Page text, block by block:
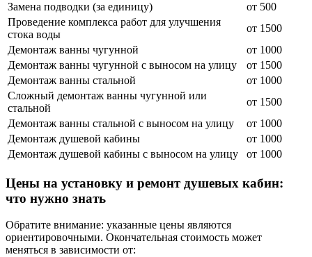
Замена подводки (за единицу)
от 500
Проведение комплекса работ для улучшения
стока воды
от 1500
Демонтаж ванны чугунной
от 1000
Демонтаж ванны чугунной с выносом на улицу
от 1500
Демонтаж ванны стальной
от 1000
Сложный демонтаж ванны чугунной или
стальной
от 1500
Демонтаж ванны стальной с выносом на улицу
от 1000
Демонтаж душевой кабины
от 1000
Демонтаж душевой кабины с выносом на улицу
от 1000
Цены на установку и ремонт душевых кабин:
что нужно знать
Обратите внимание: указанные цены являются
ориентировочными. Окончательная стоимость может
меняться в зависимости от: